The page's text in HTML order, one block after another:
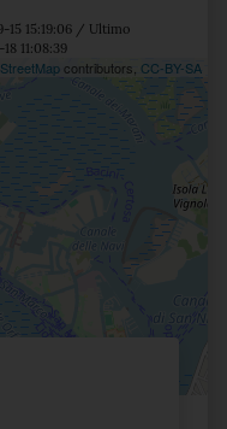
15 15:19:06 / Ultimo
11:08:39
contributors, CC-BY-SA